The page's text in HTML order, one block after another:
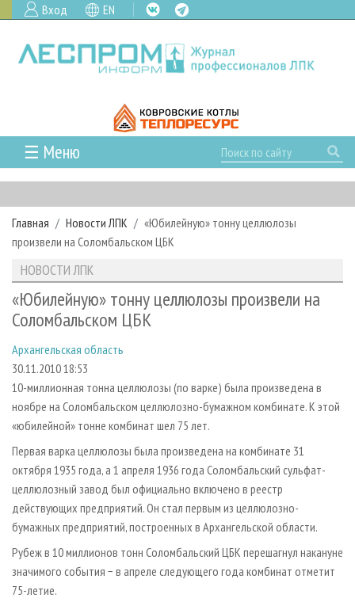
Вход EN
☰ Меню
ГЛАВНАЯ
РУБРИКИ И ТЕМЫ
РУБРИКИ ЖУРНАЛА
ЛЕСОЗАГОТОВКА
ЛЕСОПИЛЕНИЕ
СУШКА ДРЕВЕСИНЫ
ПРОИЗВОДСТВО ДРЕВЕСНЫХ ПЛИТ
ДЕРЕВЯННОЕ ДОМОСТРОЕНИЕ
ПРОИЗВОДСТВО МЕБЕЛИ
БИОЭНЕРГЕТИКА
ЦБП
ИНСТРУМЕНТ И МАТЕРИАЛЫ
НОВОСТИ
НОВОСТИ ЛПК
НОВОСТИ ЖУРНАЛА
ПРОЕКТЫ ЛПИ
АНАЛИТИКА
ПРЕДПРИЯТИЯ ЛПК
ПЕРСОНЫ
МОБИЛЬНЫЕ ВЫСТАВКИ
ОФИЦИАЛЬНЫЕ ДЕЛЕГАЦИИ
ПРИОРИТЕТНЫЕ ИНВЕСТПРОЕКТЫ
RUSSIAN FORESTRY REVIEW
ГАЗЕТА ЛЕСПРОМФОРУМ
БИБЛИОТЕКА СПЕЦИАЛИСТА
АРХИВ
АРХИВ ЖУРНАЛОВ
О ЖУРНАЛЕ
ПОДПИСКА
КОНТАКТЫ
РЕКЛАМОДАТЕЛЯМ
РЕКЛАМА
РЕКЛАМА НА САЙТЕ
Главная Новости ЛПК
«Юбилейную» тонну целлюлозы
произвели на Соломбальском ЦБК
НОВОСТИ ЛПК
«Юбилейную» тонну целлюлозы произвели на
Соломбальском ЦБК
Архангельская область
30.11.2010 18:53
10-миллионная тонна целлюлозы (по варке) была произведена в
ноябре на Соломбальском целлюлозно-бумажном комбинате. К этой
«юбилейной» тонне комбинат шел 75 лет.
Первая варка целлюлозы была произведена на комбинате 31
октября 1935 года, а 1 апреля 1936 года Соломбальский сульфат-
целлюлозный завод был официально включено в реестр
действующих предприятий. Он стал первым из целлюлозно-
бумажных предприятий, построенных в Архангельской области.
Рубеж в 10 миллионов тонн Соломбальский ЦБК перешагнул накануне
значимого события − в апреле следующего года комбинат отметит
75-летие.